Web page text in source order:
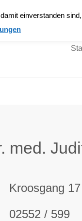
med.
Kroosgang
02552 / 599
einverstanden